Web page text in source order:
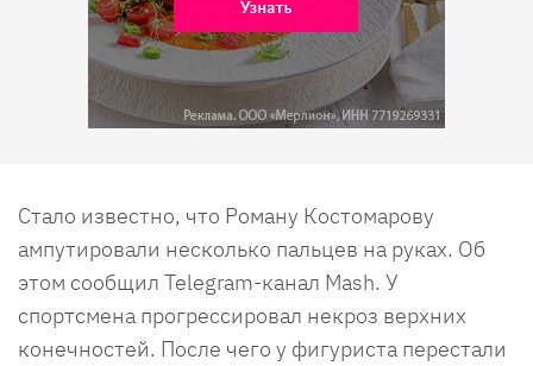
Стало известно, что Роману Костомарову
ампутировали несколько пальцев на руках. Об
этом сообщил Telegram-канал Mash. У
спортсмена прогрессировал некроз верхних
конечностей. После чего у фигуриста перестали